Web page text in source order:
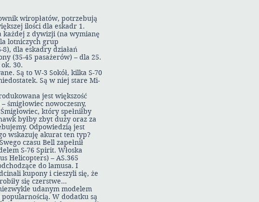
wiropłatów, potrzebują
ilości dla eskadr 1.
z dywizji (na wymianę
lotniczych grup
dla eskadry działań
(35-45 pasażerów) – dla 25.
30.
Są to W-3 Sokół, kilka S-70
Są w niej stare Mi-
jest większość
śmigłowiec nowoczesny,
który spełniłby
byłby zbyt duży oraz za
Odpowiedzią jest
wskazuję akurat ten typ?
czasu Bell zapełnił
S-76 Spirit. Włoska
Helicopters) – AS.365
do lamusa. I
kupony i cieszyli się, że
się czerstwe…
udanym modelem
W dodatku są